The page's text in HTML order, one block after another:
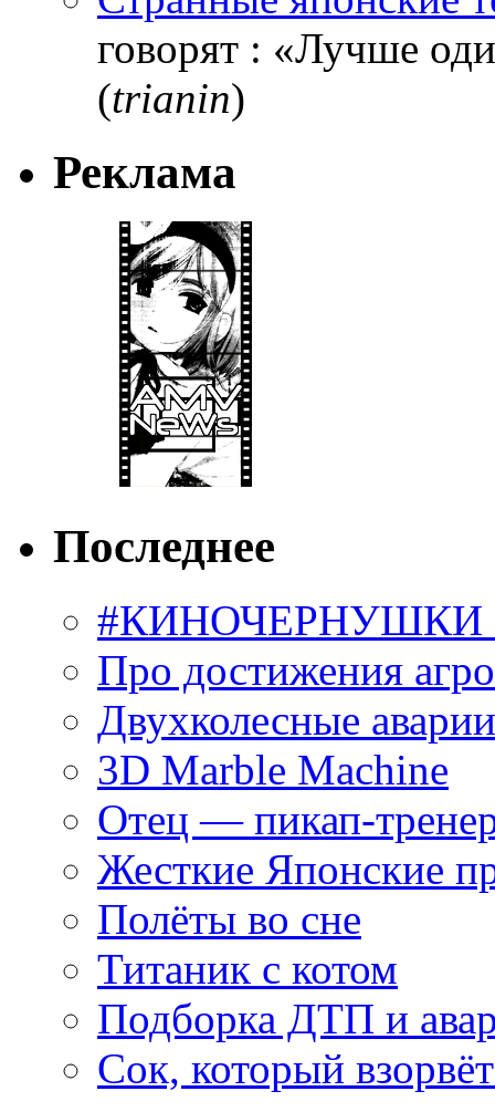
говорят : «Лучше
(trianin)
Реклама
Последнее
#КИНОЧЕРНУШКИ
Про достижения
Двухколесные
3D Marble Machine
Отец — пикап-
Жесткие Японские
Полёты во сне
Титаник с котом
Подборка ДТП и
Сок, который